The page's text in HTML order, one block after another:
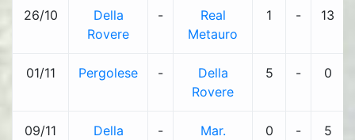
26/10
Della
Rovere
-
Real
Metauro
1 - 13
01/11 Pergolese -
Della
Rovere
5 - 0
09/11
Della
-
Mar.
0 - 5